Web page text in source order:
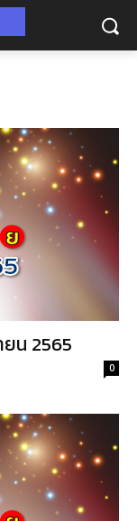
น 2565
0